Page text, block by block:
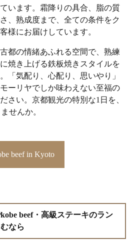
います。霜降りの具合、脂の質
、熟成度まで、全ての条件をク
様にお届けしています。
都の情緒あふれる空間で、熟練
焼き上げる鉄板焼きスタイルを
「気配り、心配り、思いやり」
ーリヤでしか味わえない至福の
さい。京都観光の特別な1日を、
せんか。
beef in Kyoto
beef・高級ステーキのラン
なら